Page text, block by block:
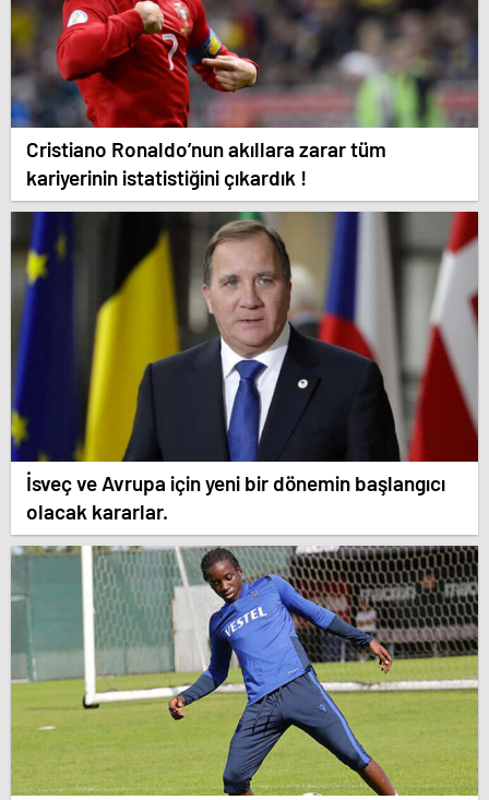
Cristiano Ronaldo’nun akıllara zarar tüm
kariyerinin istatistiğini çıkardık !
İsveç ve Avrupa için yeni bir dönemin başlangıcı
olacak kararlar.